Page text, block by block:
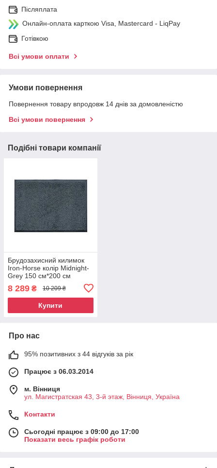
Післяплата
Онлайн-оплата карткою Visa, Mastercard - LiqPay
Готівкою
Всі умови оплати
Умови повернення
Повернення товару впродовж 14 днів за домовленістю
Всі умови повернення
Подібні товари компанії
Брудозахисний килимок
Iron-Horse колір Midnight-
Grey 150 см*200 см
8 289 ₴ 10 209 ₴
Купити
Про нас
95% позитивних з 44 відгуків за рік
Працює з 06.03.2014
м. Вінниця
ул. Магистратская 43, 3-й этаж, Вінниця, Україна
Контакти
Сьогодні працює з 09:00 до 17:00
Показати весь графік роботи